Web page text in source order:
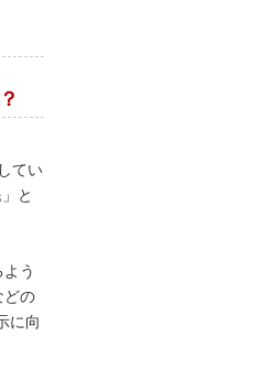
てい
と
う
どの
に向